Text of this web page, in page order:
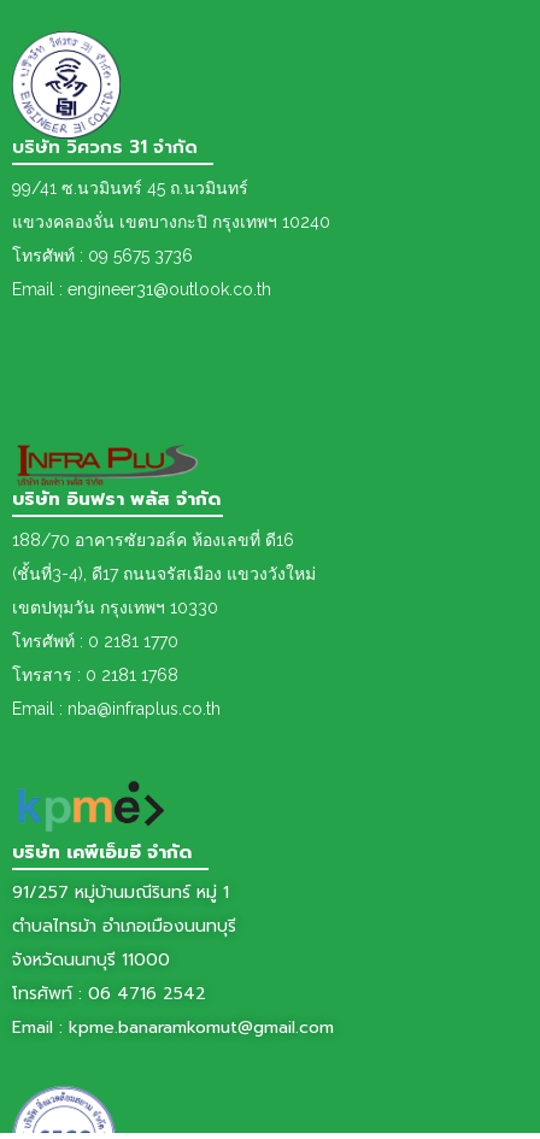
บริษัท วิศวกร 31 จำกัด
99/41 ซ.นวมินทร์ 45 ถ.นวมินทร์
แขวงคลองจั่น เขตบางกะปิ กรุงเทพฯ 10240
โทรศัพท์ : 09 5675 3736
Email : engineer31@outlook.co.th
บริษัท อินฟรา พลัส จำกัด
188/70 อาคารซัยวอล์ค ห้องเลขที่ ดี16
(ชั้นที่3-4), ดี17 ถนนจรัสเมือง แขวงวังใหม่
เขตปทุมวัน กรุงเทพฯ 10330
โทรศัพท์ : 0 2181 1770
โทรสาร : 0 2181 1768
Email : nba@infraplus.co.th
บริษัท เคพีเอ็มอี จำกัด
91/257 หมู่บ้านมณีรินทร์ หมู่ 1
ตำบลไทรม้า อำเภอเมืองนนทบุรี
จังหวัดนนทบุรี 11000
โทรศัพท์ : 06 4716 2542
Email : kpme.banaramkomut@gmail.com